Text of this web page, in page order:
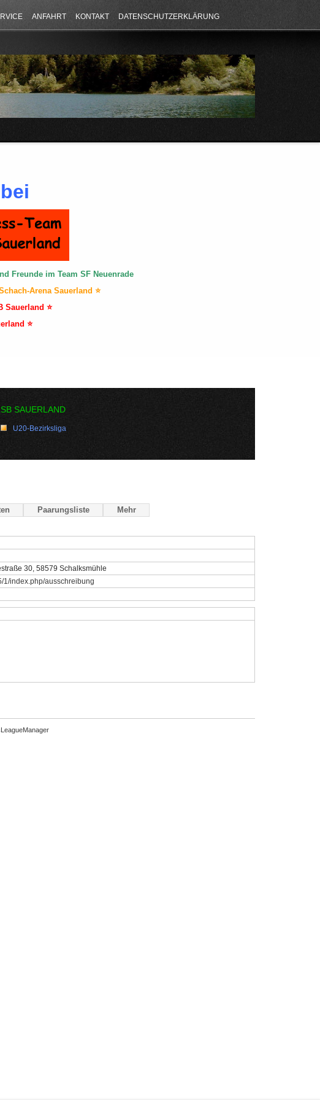
ANFAHRT KONTAKT
DATENSCHUTZERKLÄRUNG
Freunde im Team SF Neuenrade
Arena Sauerland ⭐
Sauerland ⭐
⭐
SB SAUERLAND
U20-Bezirksliga
Paarungsliste Mehr
30, 58579 Schalksmühle
1/index.php/ausschreibung